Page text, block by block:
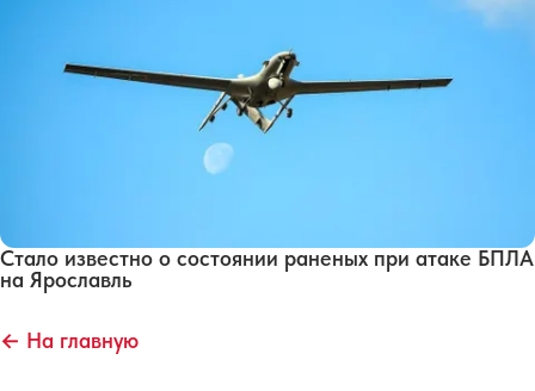
Стало известно о состоянии раненых при атаке БПЛА
на Ярославль
← На главную